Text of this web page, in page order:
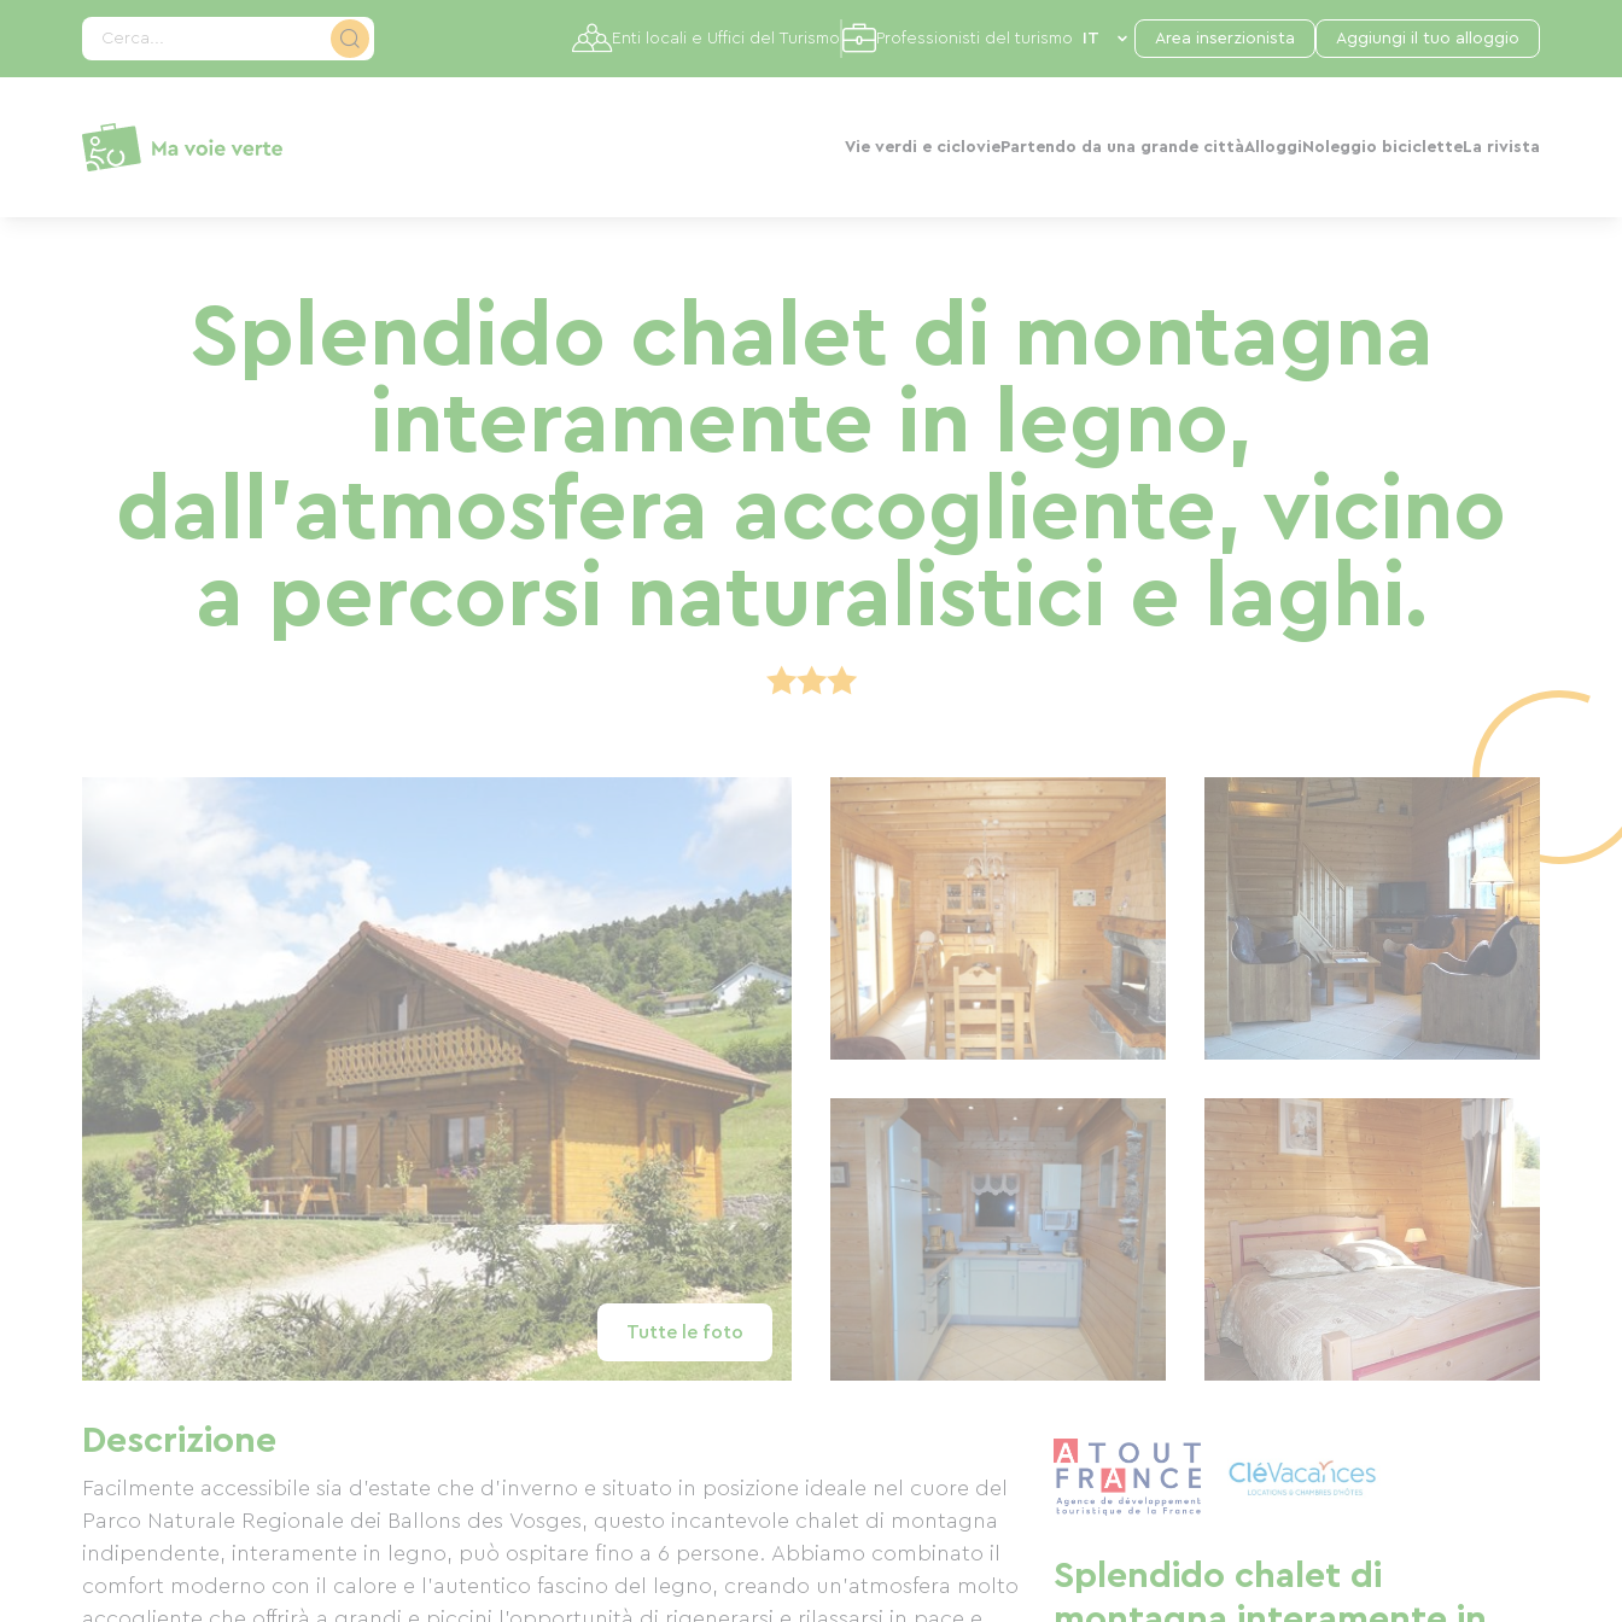
Cerca...
Vie verdi e ciclovie Partendo da una grande cittàAlloggi Noleggio biciclette La rivista
Enti locali e Uffici del Turismo Professionisti del turismo Area inserzionista Aggiungi il tuo alloggio
Splendido chalet di montagna
interamente in legno,
dall'atmosfera accogliente, vicino
a percorsi naturalistici e laghi.
Tutte le foto
Descrizione
Facilmente accessibile sia d'estate che d'inverno e situato in posizione ideale nel cuore del
Parco Naturale Regionale dei Ballons des Vosges, questo incantevole chalet di montagna
indipendente, interamente in legno, può ospitare fino a 6 persone. Abbiamo combinato il
comfort moderno con il calore e l'autentico fascino del legno, creando un'atmosfera molto
Splendido chalet di
Pannello di gestione dei cookies